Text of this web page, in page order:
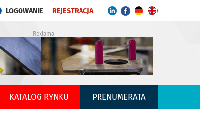
LOGOWANIE REJESTRACJA
Reklama
KATALOG RYNKU PRENUMERATA